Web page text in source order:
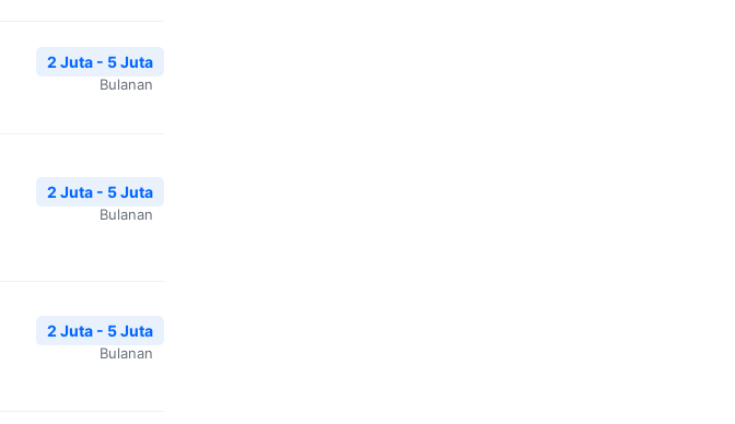
2 Juta - 5 Juta
Bulanan
2 Juta - 5 Juta
Bulanan
2 Juta - 5 Juta
Bulanan